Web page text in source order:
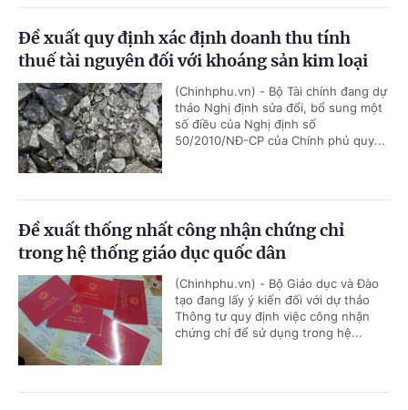
Đề xuất quy định xác định doanh thu tính
thuế tài nguyên đối với khoáng sản kim loại
(Chinhphu.vn) - Bộ Tài chính đang dự
thảo Nghị định sửa đổi, bổ sung một
số điều của Nghị định số
50/2010/NĐ-CP của Chính phủ quy...
Đề xuất thống nhất công nhận chứng chỉ
trong hệ thống giáo dục quốc dân
(Chinhphu.vn) - Bộ Giáo dục và Đào
tạo đang lấy ý kiến đối với dự thảo
Thông tư quy định việc công nhận
chứng chỉ để sử dụng trong hệ...